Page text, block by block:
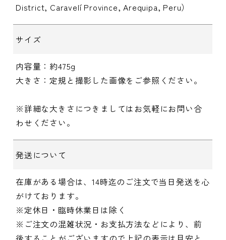
District, Caravelí Province, Arequipa, Peru）
サイズ
内容量：約475g
大きさ：定規と撮影した画像をご参照ください。
※詳細な大きさにつきましてはお気軽にお問い合
わせください。
発送について
在庫がある場合は、14時迄のご注文で当日発送を心
がけております。
※定休日・臨時休業日は除く
※ご注文の混雑状況・お支払方法などにより、前